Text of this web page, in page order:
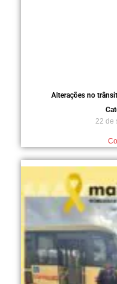
Alterações no
22 de